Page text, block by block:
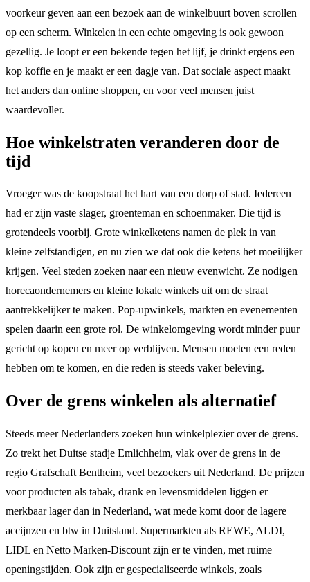
voorkeur geven aan een bezoek aan de winkelbuurt boven scrollen
op een scherm. Winkelen in een echte omgeving is ook gewoon
gezellig. Je loopt er een bekende tegen het lijf, je drinkt ergens een
kop koffie en je maakt er een dagje van. Dat sociale aspect maakt
het anders dan online shoppen, en voor veel mensen juist
waardevoller.
Hoe winkelstraten veranderen door de
tijd
Vroeger was de koopstraat het hart van een dorp of stad. Iedereen
had er zijn vaste slager, groenteman en schoenmaker. Die tijd is
grotendeels voorbij. Grote winkelketens namen de plek in van
kleine zelfstandigen, en nu zien we dat ook die ketens het moeilijker
krijgen. Veel steden zoeken naar een nieuw evenwicht. Ze nodigen
horecaondernemers en kleine lokale winkels uit om de straat
aantrekkelijker te maken. Pop-upwinkels, markten en evenementen
spelen daarin een grote rol. De winkelomgeving wordt minder puur
gericht op kopen en meer op verblijven. Mensen moeten een reden
hebben om te komen, en die reden is steeds vaker beleving.
Over de grens winkelen als alternatief
Steeds meer Nederlanders zoeken hun winkelplezier over de grens.
Zo trekt het Duitse stadje Emlichheim, vlak over de grens in de
regio Grafschaft Bentheim, veel bezoekers uit Nederland. De prijzen
voor producten als tabak, drank en levensmiddelen liggen er
merkbaar lager dan in Nederland, wat mede komt door de lagere
accijnzen en btw in Duitsland. Supermarkten als REWE, ALDI,
LIDL en Netto Marken-Discount zijn er te vinden, met ruime
openingstijden. Ook zijn er gespecialiseerde winkels, zoals